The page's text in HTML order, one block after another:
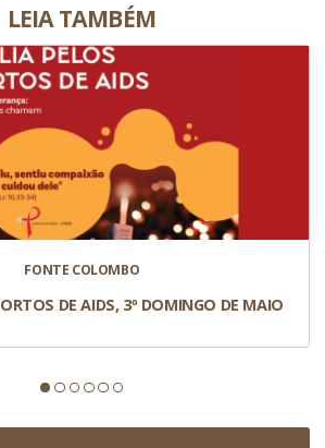
LEIA TAMBÉM
FONTE COLOMBO
DE AIDS, 3º DOMINGO DE MAIO